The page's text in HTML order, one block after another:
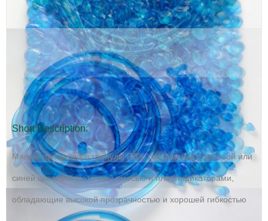
Short Description:
Мягкие прозрачные гранулы ПВХ, смешанные с зелёной или
синей цветовой маточной смесью и пластификаторами,
обладающие высокой прозрачностью и хорошей гибкостью